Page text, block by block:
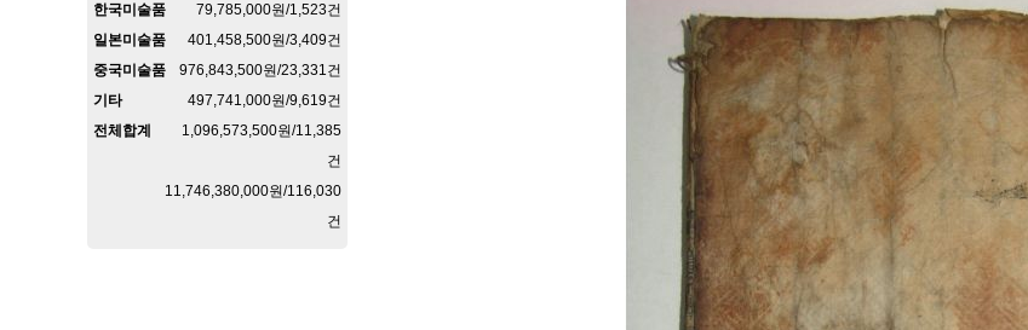
79,785,000원/1,523건
한국미술품
401,458,500원/3,409건
일본미술품
976,843,500원/23,331건
중국미술품
497,741,000원/9,619건
기타
1,096,573,500원/11,385
건
전체합계
11,746,380,000원/116,030
건